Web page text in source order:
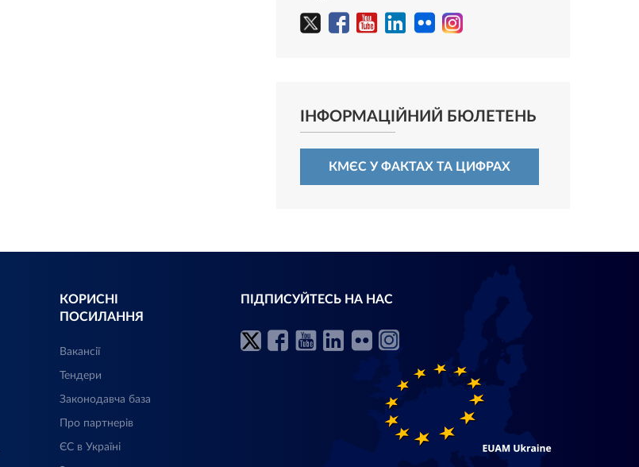
ІНФОРМАЦІЙНИЙ БЮЛЕТЕНЬ
КМЄС У ФАКТАХ ТА ЦИФРАХ
КОРИСНІ
ПОСИЛАННЯ
Вакансії
Тендери
Законодавча база
Про партнерів
ЄС в Україні
ПІДПИСУЙТЕСЬ НА НАС